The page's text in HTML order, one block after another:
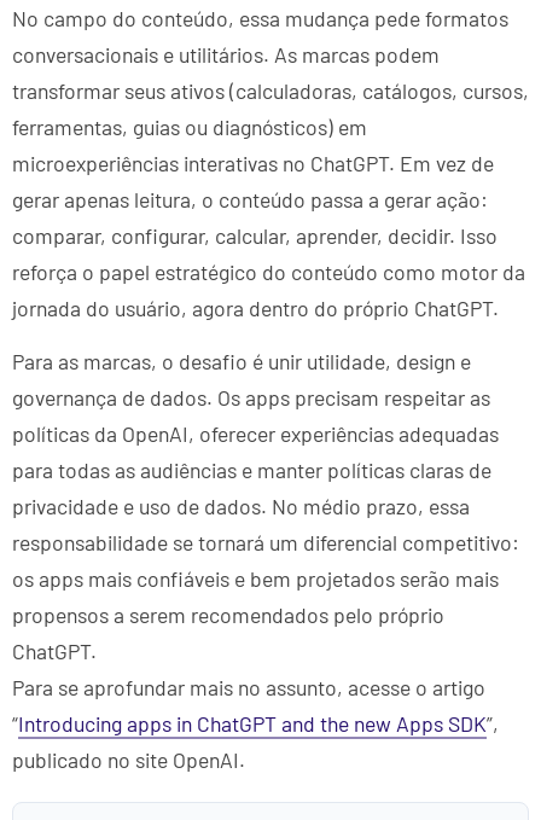
No campo do conteúdo, essa mudança pede formatos
conversacionais e utilitários. As marcas podem
transformar seus ativos (calculadoras, catálogos, cursos,
ferramentas, guias ou diagnósticos) em
microexperiências interativas no ChatGPT. Em vez de
gerar apenas leitura, o conteúdo passa a gerar ação:
comparar, configurar, calcular, aprender, decidir. Isso
reforça o papel estratégico do conteúdo como motor da
jornada do usuário, agora dentro do próprio ChatGPT.
Para as marcas, o desafio é unir utilidade, design e
governança de dados. Os apps precisam respeitar as
políticas da OpenAI, oferecer experiências adequadas
para todas as audiências e manter políticas claras de
privacidade e uso de dados. No médio prazo, essa
responsabilidade se tornará um diferencial competitivo:
os apps mais confiáveis e bem projetados serão mais
propensos a serem recomendados pelo próprio
ChatGPT.
Para se aprofundar mais no assunto, acesse o artigo
“Introducing apps in ChatGPT and the new Apps SDK”,
publicado no site OpenAI.